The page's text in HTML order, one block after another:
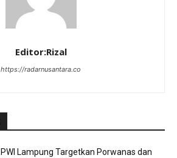
Editor:Rizal
https://radarnusantara.co
PWI Lampung Targetkan Porwanas dan